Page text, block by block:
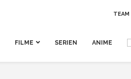
TEAM
FILME SERIEN ANIME